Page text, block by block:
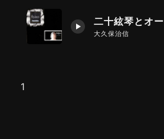
大久保治信
1